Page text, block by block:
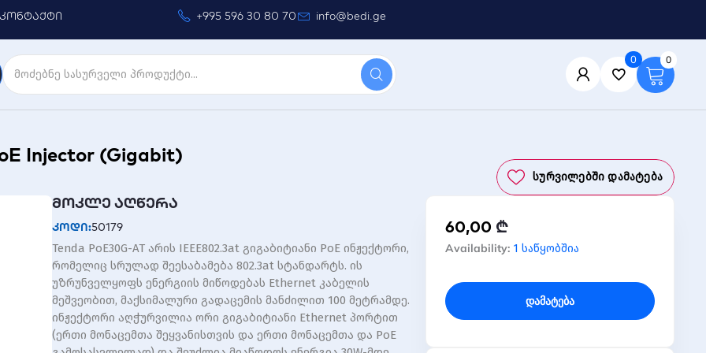
კონტაქტი +995 596 30 80 70 info@bedi.ge
0
0
Injector (Gigabit)
Სურვილებში Დამატება
მოკლე აღწერა
კოდი:50179
Tenda PoE30G-AT არის IEEE802.3at გიგაბიტიანი PoE ინჟექტორი,
რომელიც სრულად შეესაბამება 802.3at სტანდარტს. ის
უზრუნველყოფს ენერგიის მიწოდებას Ethernet კაბელის
მეშვეობით, მაქსიმალური გადაცემის მანძილით 100 მეტრამდე.
ინჟექტორი აღჭურვილია ორი გიგაბიტიანი Ethernet პორტით
(ერთი მონაცემთა შეყვანისთვის და ერთი მონაცემთა და PoE
60,00 ₾
Availability: 1 საწყობშია
რაოდენობა:
ინჟექტორი
PoE30G-
AT
Დამატება